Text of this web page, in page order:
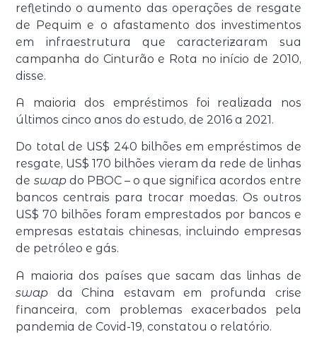
refletindo o aumento das operações de resgate
de Pequim e o afastamento dos investimentos
em infraestrutura que caracterizaram sua
campanha do Cinturão e Rota no início de 2010,
disse.
A maioria dos empréstimos foi realizada nos
últimos cinco anos do estudo, de 2016 a 2021.
Do total de US$ 240 bilhões em empréstimos de
resgate, US$ 170 bilhões vieram da rede de linhas
de swapdo PBOC – o que significa acordos entre
bancos centrais para trocar moedas. Os outros
US$ 70 bilhões foram emprestados por bancos e
empresas estatais chinesas, incluindo empresas
de petróleo e gás.
A maioria dos países que sacam das linhas de
swap da China estavam em profunda crise
financeira, com problemas exacerbados pela
pandemia de Covid-19, constatou o relatório.